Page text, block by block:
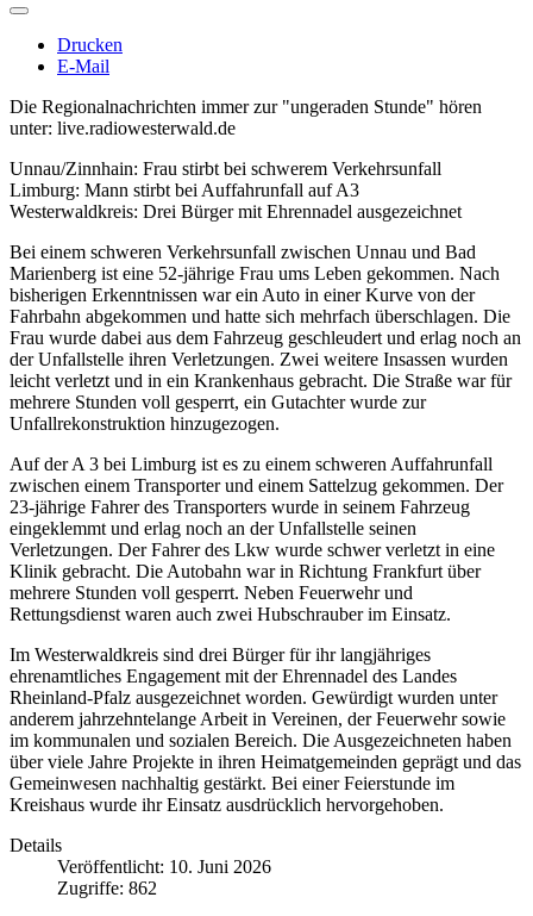
Drucken
E-Mail
Die Regionalnachrichten immer zur "ungeraden Stunde" hören
unter: live.radiowesterwald.de
Unnau/Zinnhain: Frau stirbt bei schwerem Verkehrsunfall
Limburg: Mann stirbt bei Auffahrunfall auf A3
Westerwaldkreis: Drei Bürger mit Ehrennadel ausgezeichnet
Bei einem schweren Verkehrsunfall zwischen Unnau und Bad
Marienberg ist eine 52-jährige Frau ums Leben gekommen. Nach
bisherigen Erkenntnissen war ein Auto in einer Kurve von der
Fahrbahn abgekommen und hatte sich mehrfach überschlagen. Die
Frau wurde dabei aus dem Fahrzeug geschleudert und erlag noch an
der Unfallstelle ihren Verletzungen. Zwei weitere Insassen wurden
leicht verletzt und in ein Krankenhaus gebracht. Die Straße war für
mehrere Stunden voll gesperrt, ein Gutachter wurde zur
Unfallrekonstruktion hinzugezogen.
Auf der A 3 bei Limburg ist es zu einem schweren Auffahrunfall
zwischen einem Transporter und einem Sattelzug gekommen. Der
23-jährige Fahrer des Transporters wurde in seinem Fahrzeug
eingeklemmt und erlag noch an der Unfallstelle seinen
Verletzungen. Der Fahrer des Lkw wurde schwer verletzt in eine
Klinik gebracht. Die Autobahn war in Richtung Frankfurt über
mehrere Stunden voll gesperrt. Neben Feuerwehr und
Rettungsdienst waren auch zwei Hubschrauber im Einsatz.
Im Westerwaldkreis sind drei Bürger für ihr langjähriges
ehrenamtliches Engagement mit der Ehrennadel des Landes
Rheinland-Pfalz ausgezeichnet worden. Gewürdigt wurden unter
anderem jahrzehntelange Arbeit in Vereinen, der Feuerwehr sowie
im kommunalen und sozialen Bereich. Die Ausgezeichneten haben
über viele Jahre Projekte in ihren Heimatgemeinden geprägt und das
Gemeinwesen nachhaltig gestärkt. Bei einer Feierstunde im
Kreishaus wurde ihr Einsatz ausdrücklich hervorgehoben.
Details
Veröffentlicht: 10. Juni 2026
Zugriffe: 862